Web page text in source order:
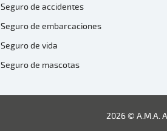
Seguro de accidentes
Seguro de embarcaciones
Seguro de vida
Seguro de mascotas
2026 © A.M.A.